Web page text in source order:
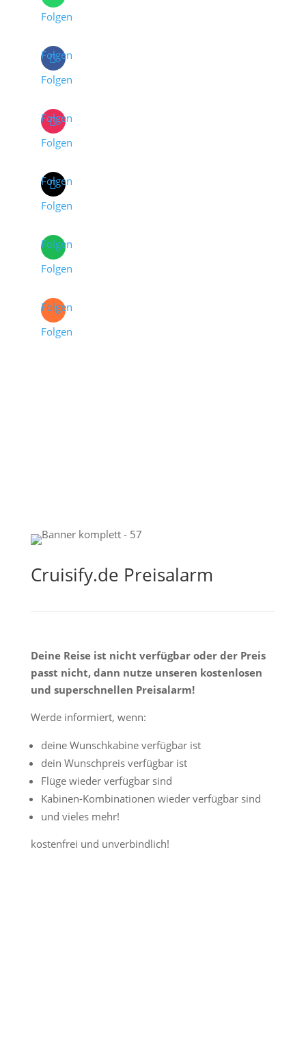
Folgen
Folgen
Folgen
Folgen
Folgen
Folgen
Folgen
Folgen
Folgen
Folgen
Folgen
Cruisify.de Preisalarm
Deine Reise ist nicht verfügbar oder der Preis
passt nicht, dann nutze unseren kostenlosen
und superschnellen Preisalarm!
Werde informiert, wenn:
deine Wunschkabine verfügbar ist
dein Wunschpreis verfügbar ist
Flüge wieder verfügbar sind
Kabinen-Kombinationen wieder verfügbar sind
und vieles mehr!
kostenfrei und unverbindlich!